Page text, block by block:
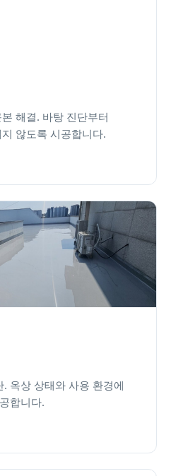
해결. 바탕 진단부터
않도록 시공합니다.
. 옥상 상태와 사용 환경에
합니다.